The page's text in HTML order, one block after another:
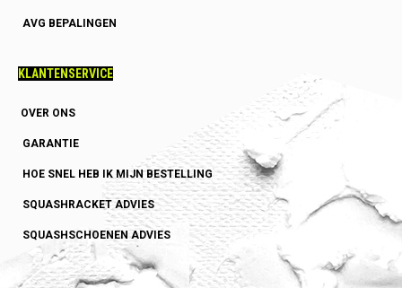
AVG BEPALINGEN
KLANTENSERVICE
OVER ONS
GARANTIE
HOE SNEL HEB IK MIJN BESTELLING
SQUASHRACKET ADVIES
SQUASHSCHOENEN ADVIES